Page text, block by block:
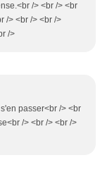
/> <br /> <br
/> <br /> <br />
/>
passer<br /> <br
/> <br /> <br />